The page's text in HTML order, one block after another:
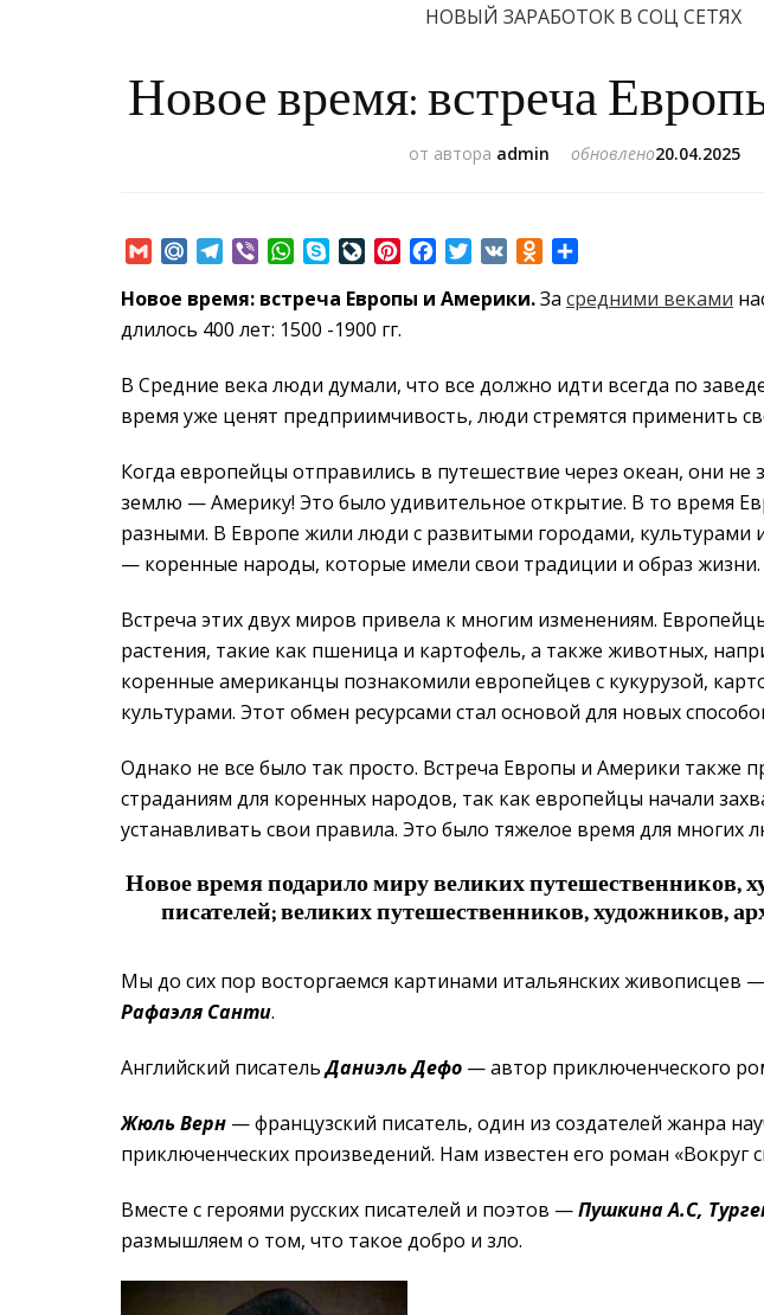
НОВЫЙ ЗАРАБОТОК В СОЦ СЕТЯХ
Новое время: встреча
от автора admin обновлено20.04.2025
GmailMail.RuTelegram
Viber WhatsApp
SkypeLiveJournal
PinterestFacebookTwitter
VK Odnoklassniki
Новое время: встреча Европы и Америки.За средними веками
длилось 400 лет: 1500 -1900 гг.
В Средние века люди думали, что все должно идти всегда по
время уже ценят предприимчивость, люди стремятся применить
Когда европейцы отправились в путешествие через океан, они не
землю — Америку! Это было удивительное открытие. В то время
разными. В Европе жили люди с развитыми городами, культурами
— коренные народы, которые имели свои традиции и образ жизни.
Встреча этих двух миров привела к многим изменениям.
растения, такие как пшеница и картофель, а также животных,
коренные американцы познакомили европейцев с кукурузой,
культурами. Этот обмен ресурсами стал основой для новых
Однако не все было так просто. Встреча Европы и Америки также
страданиям для коренных народов, так как европейцы начали
устанавливать свои правила. Это было тяжелое время для многих
Новое время подарило миру великих путешественников,
писателей; великих путешественников, художников,
Мы до сих пор восторгаемся картинами итальянских живописцев
Рафаэля Санти.
Английский писательДаниэль Дефо — автор приключенческого
Жюль Верн — французский писатель, один из создателей жанра
приключенческих произведений. Нам известен его роман «Вокруг
Вместе с героями русских писателей и поэтов —Пушкина А.С,
размышляем о том, что такое добро и зло.